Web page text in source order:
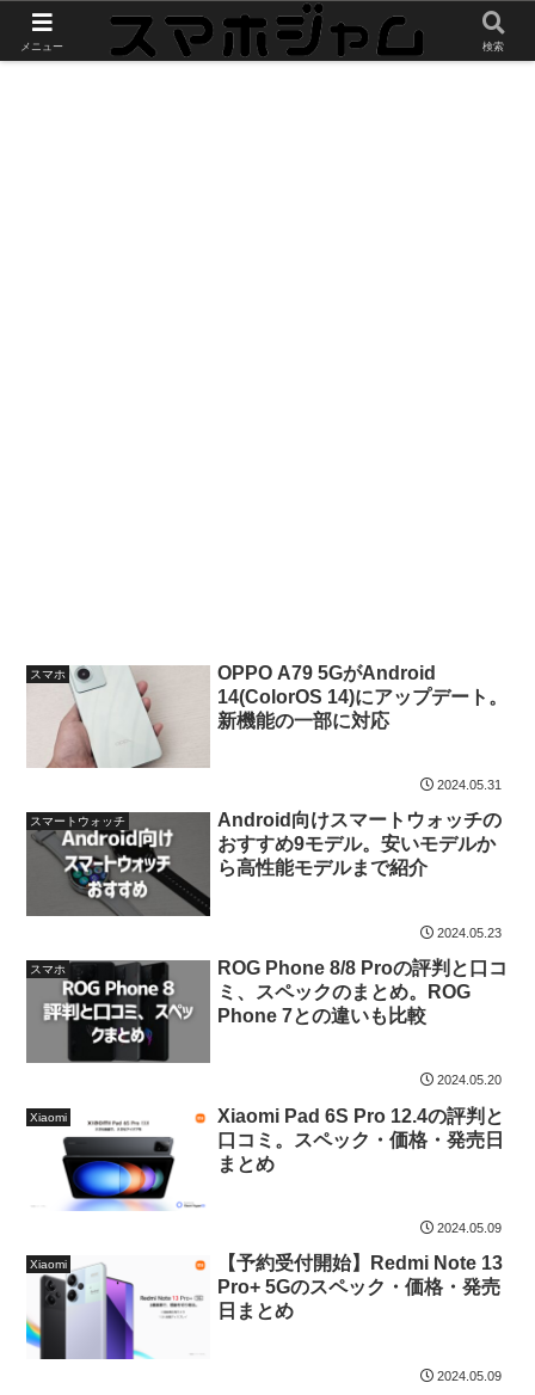
スマホやガジェットのレビューをお届け
スマホ
OPPO A79 5GがAndroid
14(ColorOS 14)にアップデート。
新機能の一部に対応
2024.05.31
スマートウォッチ
Android向けスマートウォッチの
おすすめ9モデル。安いモデルか
ら高性能モデルまで紹介
2024.05.23
スマホ
ROG Phone 8/8 Proの評判と口コ
ミ、スペックのまとめ。ROG
Phone 7との違いも比較
2024.05.20
Xiaomi
Xiaomi Pad 6S Pro 12.4の評判と
口コミ。スペック・価格・発売日
まとめ
2024.05.09
Xiaomi
【予約受付開始】Redmi Note 13
Pro+ 5Gのスペック・価格・発売
日まとめ
2024.05.09
メニュー 検索